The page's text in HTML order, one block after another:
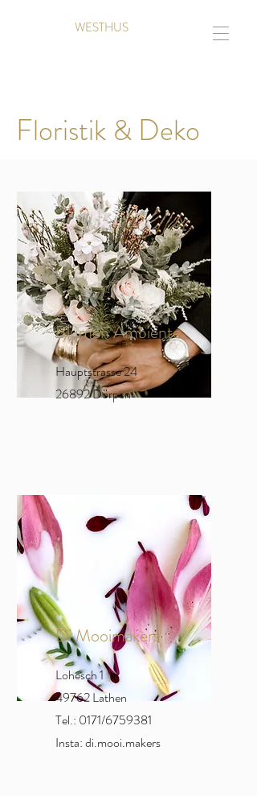
WESTHUS
Floristik & Deko
Blumen Ambiente
Hauptstrasse 24
26892 Dörpen
Di Mooimakers
Lohesch 1
49762 Lathen
Tel.: 0171/6759381
Insta: di.mooi.makers